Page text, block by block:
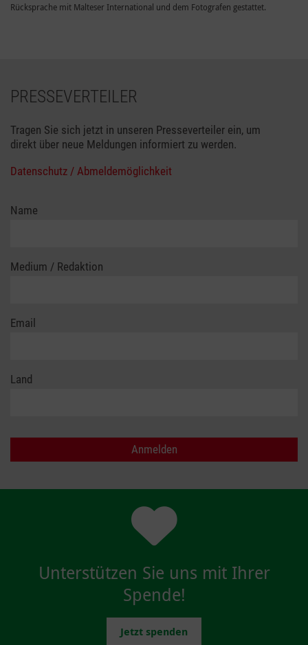
Rücksprache mit Malteser International und dem Fotografen gestattet.
PRESSEVERTEILER
Tragen Sie sich jetzt in unseren Presseverteiler ein, um
direkt über neue Meldungen informiert zu werden.
Datenschutz / Abmeldemöglichkeit
Name
Medium / Redaktion
Email
Land
Unterstützen Sie uns mit Ihrer
Spende!
Jetzt spenden